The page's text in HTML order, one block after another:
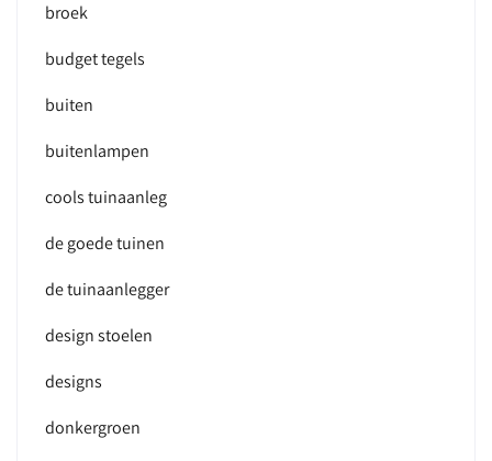
broek
budget tegels
buiten
buitenlampen
cools tuinaanleg
de goede tuinen
de tuinaanlegger
design stoelen
designs
donkergroen